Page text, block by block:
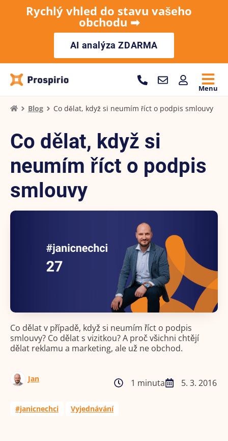
Rychlý vhled do stavu vašeho
obchodu ➡︎
AI analýza ZDARMA
Menu
Blog Co dělat, když si neumím říct o podpis smlouvy
Co dělat, když si
neumím říct o podpis
smlouvy
Co dělat v případě, když si neumím říct o podpis
smlouvy? Co dělat s vizitkou? A proč všichni chtějí
dělat reklamu a marketing, ale už ne obchod.
Jan 1 minuta 5. 3. 2016
#janicnechci Vyjednávání